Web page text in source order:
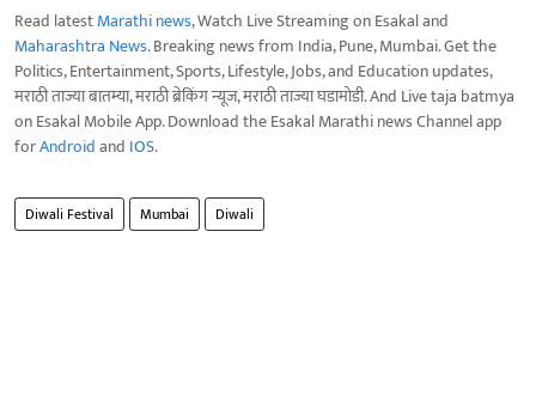
Read latestMarathi news, Watch Live Streaming on Esakal and
Maharashtra News. Breaking news from India, Pune, Mumbai. Get the
Politics, Entertainment, Sports, Lifestyle, Jobs, and Education updates,
मराठी ताज्या बातम्या, मराठी ब्रेकिंग न्यूज, मराठी ताज्या घडामोडी. And Live taja batmya
on Esakal Mobile App. Download the Esakal Marathi news Channel app
forAndroidand IOS.
Diwali Festival Mumbai Diwali